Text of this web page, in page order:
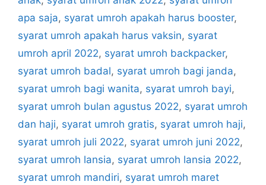
apa saja, syarat umroh apakah harus booster,
syarat umroh apakah harus vaksin, syarat
umroh april 2022, syarat umroh backpacker,
syarat umroh badal, syarat umroh bagi janda,
syarat umroh bagi wanita, syarat umroh bayi,
syarat umroh bulan agustus 2022, syarat umroh
dan haji, syarat umroh gratis, syarat umroh haji,
syarat umroh juli 2022, syarat umroh juni 2022,
syarat umroh lansia, syarat umroh lansia 2022,
syarat umroh mandiri, syarat umroh maret